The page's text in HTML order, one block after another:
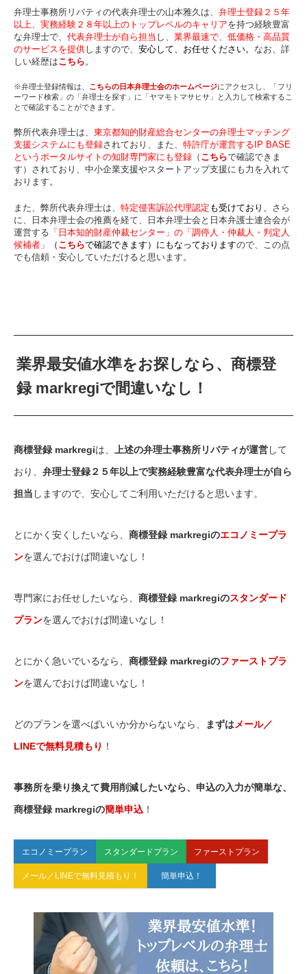
弁理士事務所リバティの代表弁理士の山本雅久は、 弁理士登録２５年
以上、実務経験２８年以上のトップレベルのキャリアを持つ経験豊富
な弁理士で、 代表弁理士が自ら担当 し、 業界最速で、低価格・高品質
のサービスを提供しますので、 安心して、お任せください。 なお、詳
しい経歴はこちら 。
※弁理士登録情報は、 こちらの日本弁理士会のホームページにアクセスし、「フリ
ーワード検索」の「弁理士を探す」に「ヤマモトマサヒサ」と入力して検索するこ
とで確認することができます。
弊所代表弁理士は、 東京都知的財産総合センターの弁理士マッチング
支援システムにも登録されており、また、 特許庁が運営するIP BASE
というポータルサイトの知財専門家にも登録 （ こちらで確認できま
す）されており、中小企業支援やスタートアップ支援にも力を入れて
おります。
また、弊所代表弁理士は、 特定侵害訴訟代理認定 も受けており、 さら
に、日本弁理士会の推薦を経て、日本弁理士会と日本弁護士連合会が
運営する 「日本知的財産仲裁センター」の「調停人・仲裁人・判定人
候補者」
（ こちらで確認できます）にもなっておりますので、この点
でも信頼・安心していただけると思います。
業界最安値水準をお探しなら、商標登
録 markregiで間違いなし！
商標登録 markregiは、 上述の弁理士事務所リバティが運営して
おり、 弁理士登録２５年以上で実務経験豊富な代表弁理士が自ら
担当 しますので、安心してご利用いただけると思います。
とにかく安くしたいなら、 商標登録 markregiのエコノミープラ
ンを選んでおけば間違いなし！
専門家にお任せしたいなら、 商標登録 markregiのスタンダード
プランを選んでおけば間違いなし！
とにかく急いでいるなら、 商標登録 markregiのファーストプラ
ンを選んでおけば間違いなし！
どのプランを選べばいいか分からないなら、 まずはメール／
LINEで無料見積もり ！
事務所を乗り換えて費用削減したいなら、申込の入力が簡単な、
商標登録 markregiの簡単申込 ！
エコノミープラン スタンダードプラン ファーストプラン
メール／LINEで無料見積もり！ 簡単申込！